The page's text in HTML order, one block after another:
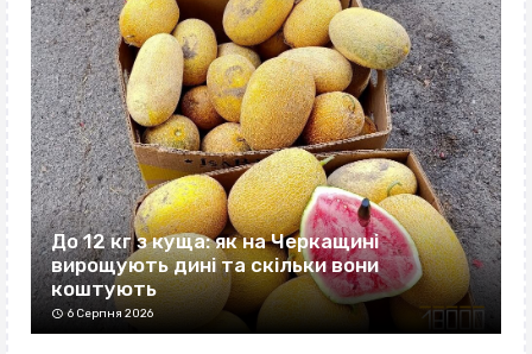
До 12 кг з куща: як на Черкащині
вирощують дині та скільки вони
коштують
6 Серпня 2026